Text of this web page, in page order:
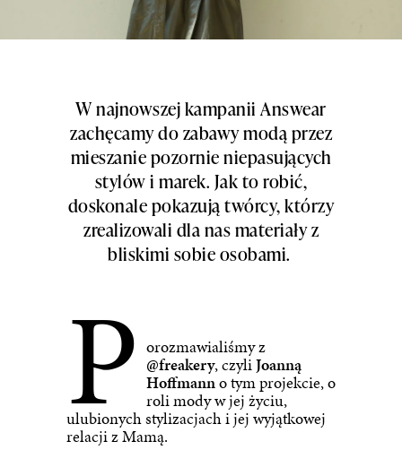
W najnowszej kampanii Answear
zachęcamy do zabawy modą przez
mieszanie pozornie niepasujących
stylów i marek. Jak to robić,
doskonale pokazują twórcy, którzy
zrealizowali dla nas materiały z
bliskimi sobie osobami.
P orozmawialiśmy z
@freakery, czyliJoanną
Hoffmanno tym projekcie, o
roli mody w jej życiu,
ulubionych stylizacjach i jej wyjątkowej
relacji z Mamą.